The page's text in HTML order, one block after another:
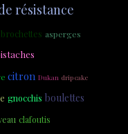
résistance
brochettes asperges
citron Dukan drip cake
gnocchis boulettes
clafoutis